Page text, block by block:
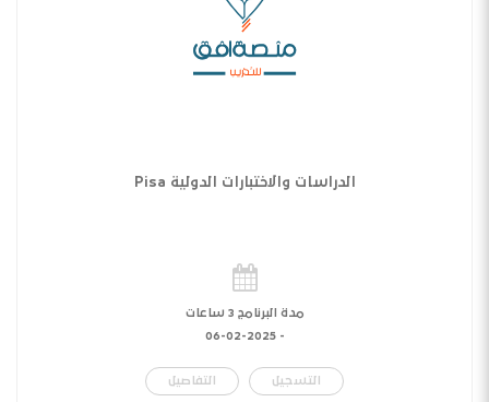
الدراسات والاختبارات الدولية Pisa
مدة البرنامج 3 ساعات
-
06-02-2025
التسجيل التفاصيل